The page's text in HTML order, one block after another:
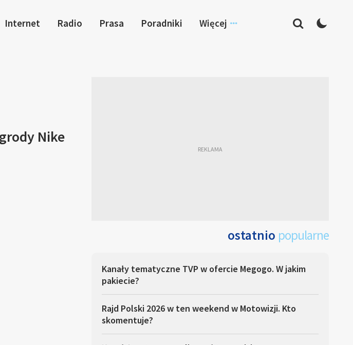
Internet Radio Prasa Poradniki Więcej
Nike
ostatnio popularne
Kanały tematyczne TVP w ofercie Megogo. W jakim
pakiecie?
Rajd Polski 2026 w ten weekend w Motowizji. Kto
skomentuje?